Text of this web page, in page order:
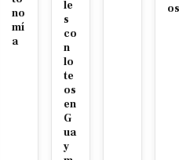
no
mí
a
le
s
co
n
lo
te
os
en
G
ua
y
os